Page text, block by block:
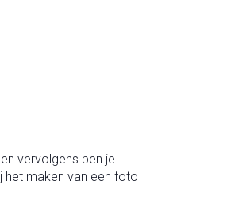
vervolgens ben je
het maken van een foto